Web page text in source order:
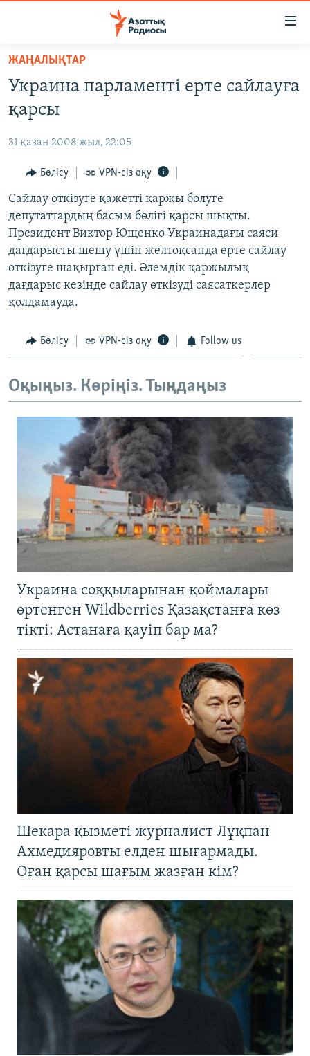
Skip
main
content
to
Navigation
Skip
Search
САЯСАТ
AZATTYQTV
ҚАҢТАР ОҚИҒАСЫ
АДАМ ҚҰҚЫҚТАРЫ
ӘЛЕУМЕТ
ӘЛЕМ
АРНАЙЫ ЖОБАЛАР
Русский
Басқа тілдерде
ЖАҢАЛЫҚТАР
Украина парламенті ерте сайлауға
қарсы
31 қазан 2008 жыл, 22:05
Бөлісу VPN-сіз оқу
Сайлау өткізуге қажетті қаржы бөлуге
депутаттардың басым бөлігі қарсы шықты.
Президент Виктор Ющенко Украинадағы саяси
дағдарысты шешу үшін желтоқсанда ерте сайлау
өткізуге шақырған еді. Әлемдік қаржылық
дағдарыс кезінде сайлау өткізуді саясаткерлер
қолдамауда.
Бөлісу VPN-сіз оқу Follow us
Оқыңыз. Көріңіз. Тыңдаңыз
Украина соққыларынан қоймалары
өртенген Wildberries Қазақстанға көз
тікті: Астанаға қауіп бар ма?
Шекара қызметі журналист Лұқпан
Ахмедияровты елден шығармады.
Оған қарсы шағым жазған кім?